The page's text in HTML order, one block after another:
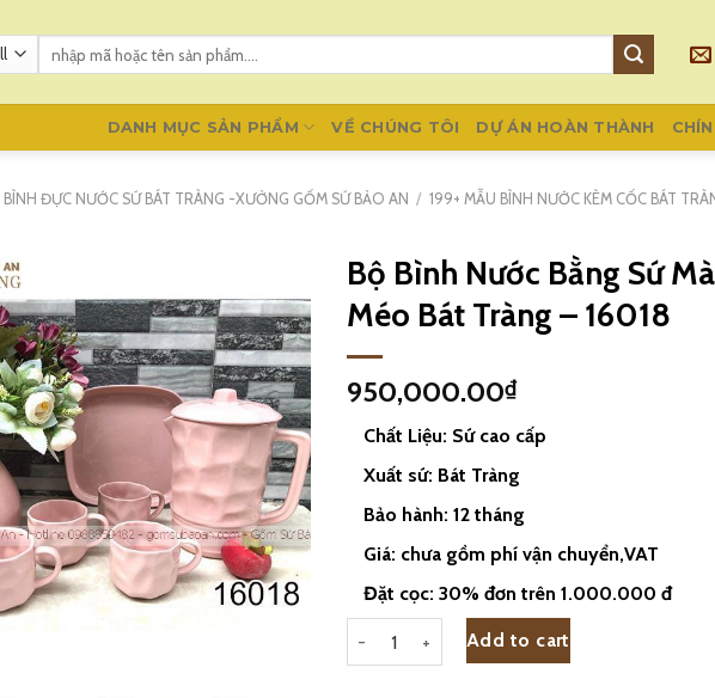
Search
DANH MỤC SẢN PHẨM VỀ CHÚNG TÔI DỰ ÁN HOÀN THÀNH
BÌNH ĐỰC NƯỚC SỨ BÁT TRÀNG -XƯỞNG GỐM SỨ BẢO AN / 199+ MẪU BÌNH NƯỚC KÈM CỐC BÁT
Bộ Bình Nước Bằng Sứ
Méo Bát Tràng – 16018
950,000.00₫
Chất Liệu: Sứ cao cấp
Xuất sứ: Bát Tràng
Bảo hành: 12 tháng
Giá: chưa gồm phí vận chuyển,VAT
Đặt cọc: 30% đơn trên 1.000.000 đ
Bộ Bình Nước Bằng Sứ Màu Méo Bát Tràng -
Add to cart